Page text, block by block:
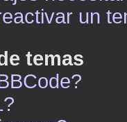
un
temas